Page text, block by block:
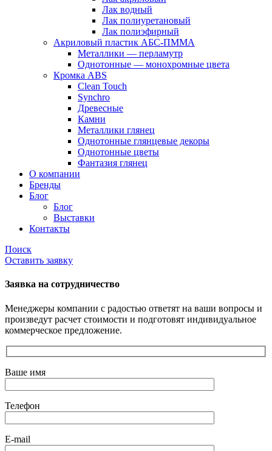
Лак водный
Лак полиуретановый
Лак полиэфирный
Акриловый пластик АБС-ПММА
Металлики — перламутр
Однотонные — монохромные цвета
Кромка ABS
Clean Touch
Synchro
Древесные
Камни
Металлики глянец
Однотонные глянцевые декоры
Однотонные цветы
Фантазия глянец
О компании
Бренды
Блог
Блог
Выставки
Контакты
Поиск
Оставить заявку
Заявка на сотрудничество
Менеджеры компании с радостью ответят на ваши вопросы и
произведут расчет стоимости и подготовят индивидуальное
коммерческое предложение.
Ваше имя
Телефон
E-mail